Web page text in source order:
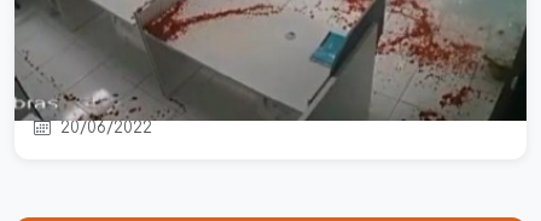
Segurança mata bandido que tentou
assaltar agência do Sicoob em São
Mateus
20/06/2022